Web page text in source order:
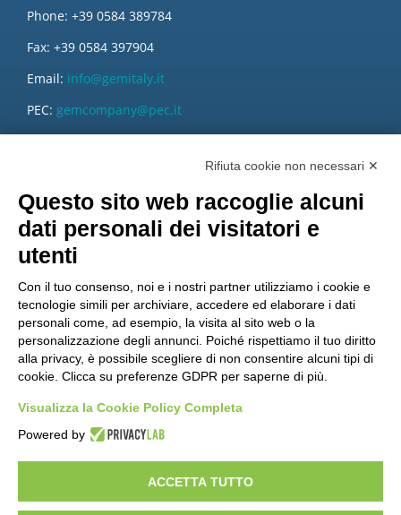
Phone: +39 0584 389784
Fax: +39 0584 397904
Email: info@gemitaly.it
PEC: gemcompany@pec.it
Copyright 2012 – 2025 Gem srl | All Rights Reserved – P.IVA
01544010463 | codice SDI A4707H7 |Privacy Policy
Le informazioni contenute in questo sito sono esclusivamente rivolte agli
Rifiuta cookie non necessari ✕
Questo sito web raccoglie alcuni
dati personali dei visitatori e
utenti
Con il tuo consenso, noi e i nostri partner utilizziamo i cookie e
tecnologie simili per archiviare, accedere ed elaborare i dati
personali come, ad esempio, la visita al sito web o la
personalizzazione degli annunci. Poiché rispettiamo il tuo diritto
alla privacy, è possibile scegliere di non consentire alcuni tipi di
cookie. Clicca su preferenze GDPR per saperne di più.
Visualizza la Cookie Policy Completa
Powered by
ACCETTA TUTTO